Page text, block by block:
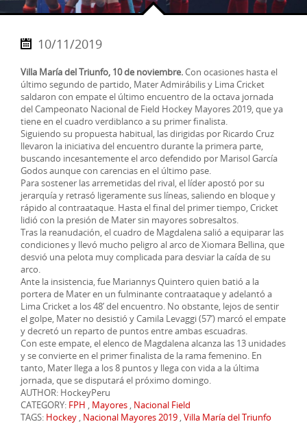
10/11/2019
Villa María del Triunfo, 10 de noviembre.Con ocasiones hasta el
último segundo de partido, Mater Admirábilis y Lima Cricket
saldaron con empate el último encuentro de la octava jornada
del Campeonato Nacional de Field Hockey Mayores 2019, que ya
tiene en el cuadro verdiblanco a su primer finalista.
Siguiendo su propuesta habitual, las dirigidas por Ricardo Cruz
llevaron la iniciativa del encuentro durante la primera parte,
buscando incesantemente el arco defendido por Marisol García
Godos aunque con carencias en el último pase.
Para sostener las arremetidas del rival, el líder apostó por su
jerarquía y retrasó ligeramente sus líneas, saliendo en bloque y
rápido al contraataque. Hasta el final del primer tiempo, Cricket
lidió con la presión de Mater sin mayores sobresaltos.
Tras la reanudación, el cuadro de Magdalena salió a equiparar las
condiciones y llevó mucho peligro al arco de Xiomara Bellina, que
desvió una pelota muy complicada para desviar la caída de su
arco.
Ante la insistencia, fue Mariannys Quintero quien batió a la
portera de Mater en un fulminante contraataque y adelantó a
Lima Cricket a los 48’ del encuentro. No obstante, lejos de sentir
el golpe, Mater no desistió y Camila Levaggi (57’) marcó el empate
y decretó un reparto de puntos entre ambas escuadras.
Con este empate, el elenco de Magdalena alcanza las 13 unidades
y se convierte en el primer finalista de la rama femenino. En
tanto, Mater llega a los 8 puntos y llega con vida a la última
jornada, que se disputará el próximo domingo.
AUTHOR: HockeyPeru
CATEGORY: FPH , Mayores , Nacional Field
TAGS: Hockey , Nacional Mayores 2019 ,Villa María del Triunfo